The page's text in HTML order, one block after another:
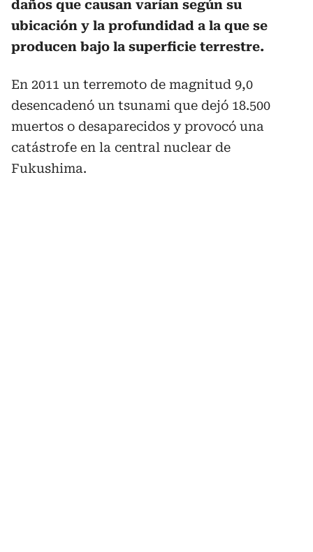
daños que causan varían según su
ubicación y la profundidad a la que se
producen bajo la superficie terrestre.
En 2011 un terremoto de magnitud 9,0
desencadenó un tsunami que dejó 18.500
muertos o desaparecidos y provocó una
catástrofe en la central nuclear de
Fukushima.